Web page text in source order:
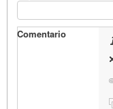
Comentario